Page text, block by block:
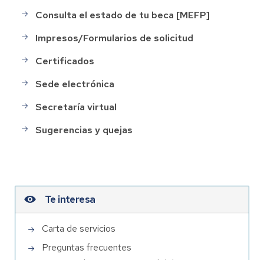
Consulta el estado de tu beca [MEFP]
Impresos/Formularios de solicitud
Certificados
Sede electrónica
Secretaría virtual
Sugerencias y quejas
Te interesa
Carta de servicios
Preguntas frecuentes